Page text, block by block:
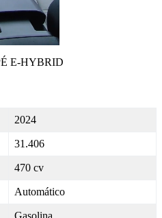
E-HYBRID
2024
31.406
470 cv
Automático
Gasolina